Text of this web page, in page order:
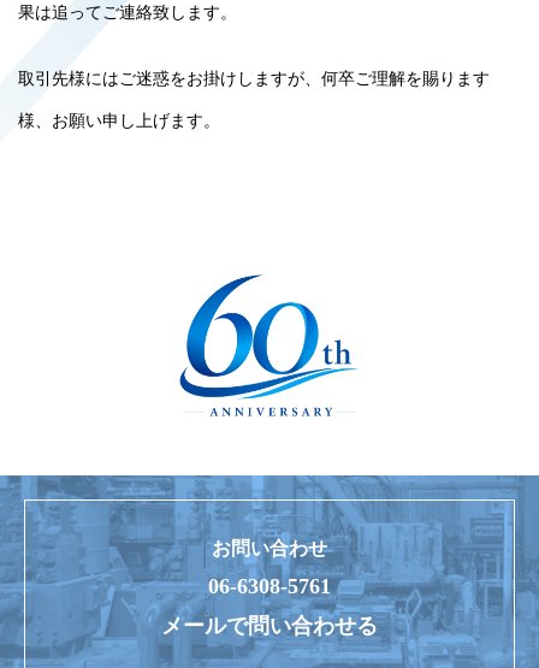
果は追ってご連絡致します。
取引先様にはご迷惑をお掛けしますが、何卒ご理解を賜ります
様、お願い申し上げます。
お問い合わせ
06-6308-5761
メールで問い合わせる